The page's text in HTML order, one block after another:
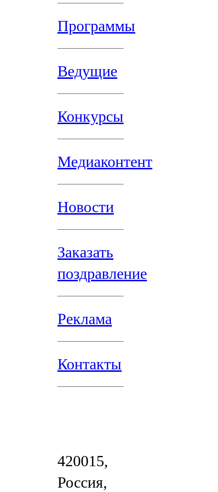
Программы
Ведущие
Конкурсы
Медиаконтент
Новости
Заказать
поздравление
Реклама
Контакты
420015,
Россия,